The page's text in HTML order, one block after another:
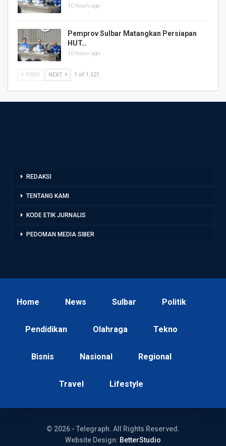
10 hours ago
Pemprov Sulbar Matangkan Persiapan
HUT…
10 hours ago
PREV NEXT 1 of 1,521
REDAKSI
TENTANG KAMI
KODE ETIK JURNALIS
PEDOMAN MEDIA SIBER
Home News Sulbar Politik
Pendidikan Olahraga Tekno
Bisnis Nasional Regional
Travel Lifestyle
© 2026 - Telegraph. All Rights Reserved.
Website Design: BetterStudio